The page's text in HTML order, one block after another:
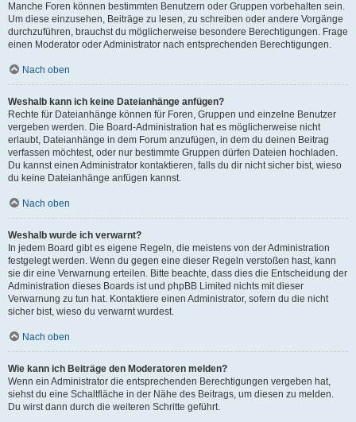
Manche Foren können bestimmten Benutzern oder Gruppen vorbehalten sein.
Um diese einzusehen, Beiträge zu lesen, zu schreiben oder andere Vorgänge
durchzuführen, brauchst du möglicherweise besondere Berechtigungen. Frage
einen Moderator oder Administrator nach entsprechenden Berechtigungen.
Nach oben
Weshalb kann ich keine Dateianhänge anfügen?
Rechte für Dateianhänge können für Foren, Gruppen und einzelne Benutzer
vergeben werden. Die Board-Administration hat es möglicherweise nicht
erlaubt, Dateianhänge in dem Forum anzufügen, in dem du deinen Beitrag
verfassen möchtest, oder nur bestimmte Gruppen dürfen Dateien hochladen.
Du kannst einen Administrator kontaktieren, falls du dir nicht sicher bist, wieso
du keine Dateianhänge anfügen kannst.
Nach oben
Weshalb wurde ich verwarnt?
In jedem Board gibt es eigene Regeln, die meistens von der Administration
festgelegt werden. Wenn du gegen eine dieser Regeln verstoßen hast, kann
sie dir eine Verwarnung erteilen. Bitte beachte, dass dies die Entscheidung der
Administration dieses Boards ist und phpBB Limited nichts mit dieser
Verwarnung zu tun hat. Kontaktiere einen Administrator, sofern du die nicht
sicher bist, wieso du verwarnt wurdest.
Nach oben
Wie kann ich Beiträge den Moderatoren melden?
Wenn ein Administrator die entsprechenden Berechtigungen vergeben hat,
siehst du eine Schaltfläche in der Nähe des Beitrags, um diesen zu melden.
Du wirst dann durch die weiteren Schritte geführt.